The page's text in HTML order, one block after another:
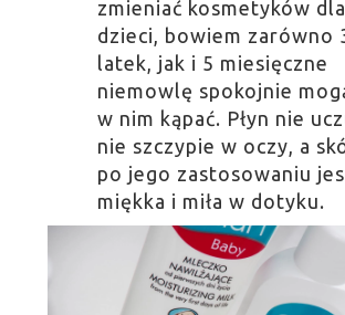
zmieniać kosmetyków dla
dzieci, bowiem zarówno
latek, jak i 5 miesięczne
niemowlę spokojnie
w nim kąpać. Płyn nie
nie szczypie w oczy, a
po jego zastosowaniu
miękka i miła w dotyku.